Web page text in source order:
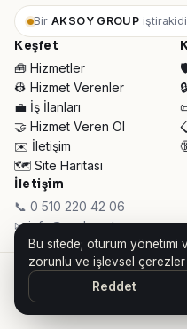
Bir AKSOY GROUP
Keşfet
🧰 Hizmetler
👷 Hizmet Verenler
💼 İş İlanları
🤝 Hizmet Veren Ol
✉️ İletişim
🗺️ Site Haritası
İletişim
📞 0 510 220 42 06
✉ info@codega.tr
© 2026 Codega Hizmet
👥 Toplam
Bu sitede; oturum yönetimi
zorunlu ve işlevsel çerezler
Reddet